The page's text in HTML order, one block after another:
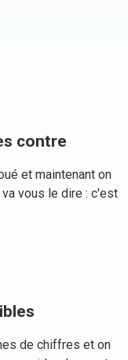
contre
et maintenant on
vous le dire : c'est
de chiffres et on